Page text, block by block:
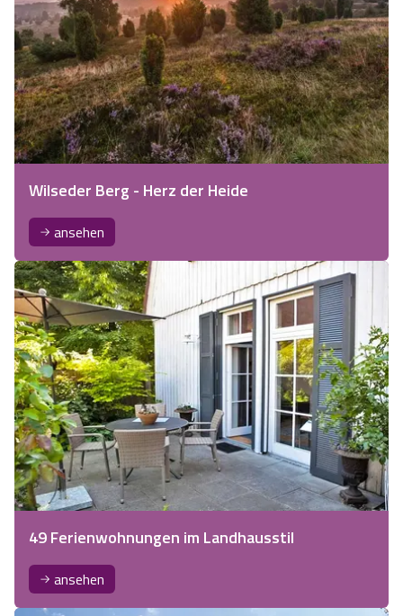
Wilseder Berg - Herz der Heide
ansehen
49 Ferienwohnungen im Landhausstil
ansehen